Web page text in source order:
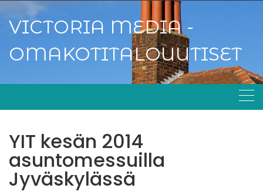
content
VICTORIA MEDIA -
OMAKOTITALOUUTISET
YIT kesän 2014
asuntomessuilla
Jyväskylässä